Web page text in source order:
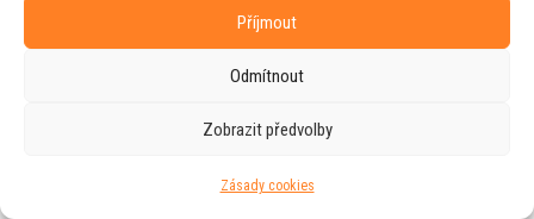
Příjmout
Odmítnout
Zobrazit předvolby
Zásady cookies